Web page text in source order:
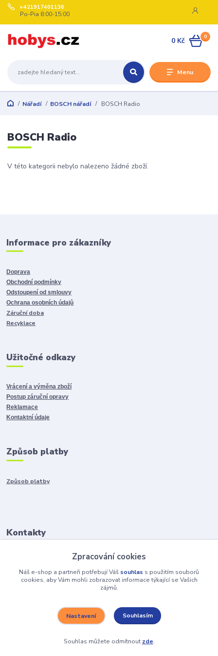
Menu
+421917401136
Po-Pia 8:00-15:00
0
0 Kč
Nářadí BOSCH nářadí BOSCH Radio
BOSCH Radio
V této kategorii nebylo nalezeno žádné zboží.
Informace pro zákazníky
Doprava
Obchodní podmínky
Odstoupení od smlouvy
Ochrana osobních údajů
Záruční doba
Recyklace
Užitočné odkazy
Vrácení a výměna zboží
Postup záruční opravy
Reklamace
Kontaktní údaje
Způsob platby
Způsob platby
Kontakty
Po-Pia 8:00-15:00
Vytvořeno na Eshop-rychle.cz
Zpracování cookies
Náš e-shop a partneři potřebují Váš souhlas s použitím souborů
cookies, aby Vám mohli zobrazovat informace týkající se Vašich
zájmů.
Nastavení Souhlasím
Souhlas můžete odmítnout zde.